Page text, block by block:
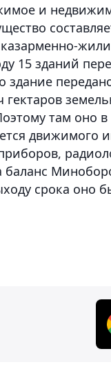
и
15 зданий
здание
гектаров
там оно в
движимого
срока оно